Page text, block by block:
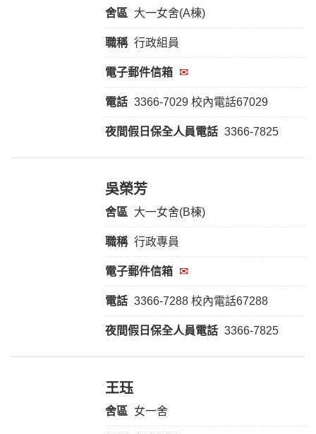
舍區 大一女舍(A棟)
職稱 行政組員
電子郵件信箱 ✉
電話 3366-7029 校內電話67029
夜間假日保全人員電話 3366-7825
吳榮芳
舍區 大一女舍(B棟)
職稱 行政專員
電子郵件信箱 ✉
電話 3366-7288 校內電話67288
夜間假日保全人員電話 3366-7825
王珏
舍區 女一舍